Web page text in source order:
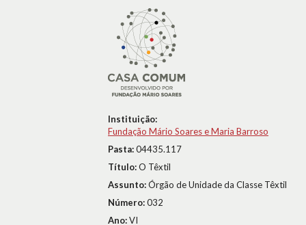
Instituição:
Fundação Mário Soares e Maria Barroso
Pasta:04435.117
Título:O Têxtil
Assunto:Órgão de Unidade da Classe Têxtil
Número:032
Ano:VI